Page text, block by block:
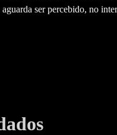
ser percebido, no